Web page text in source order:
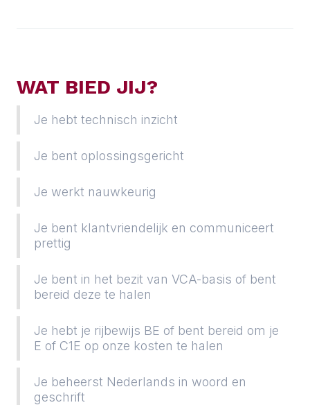
WAT BIED JIJ?
Je hebt technisch inzicht
Je bent oplossingsgericht
Je werkt nauwkeurig
Je bent klantvriendelijk en communiceert
prettig
Je bent in het bezit van VCA-basis of bent
bereid deze te halen
Je hebt je rijbewijs BE of bent bereid om je
E of C1E op onze kosten te halen
Je beheerst Nederlands in woord en
geschrift